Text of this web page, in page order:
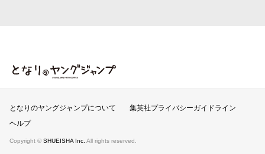
となりのヤングジャンプ
となりのヤングジャンプについて
集英社プライバシーガイドライン
ヘルプ
Copyright © SHUEISHA Inc. All rights reserved.